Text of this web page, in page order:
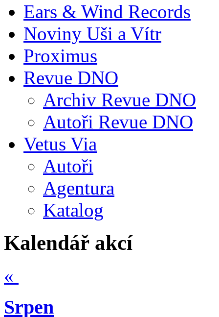
Ears & Wind Records
Noviny Uši a Vítr
Proximus
Revue DNO
Archiv Revue DNO
Autoři Revue DNO
Vetus Via
Autoři
Agentura
Katalog
Kalendář akcí
«
Srpen